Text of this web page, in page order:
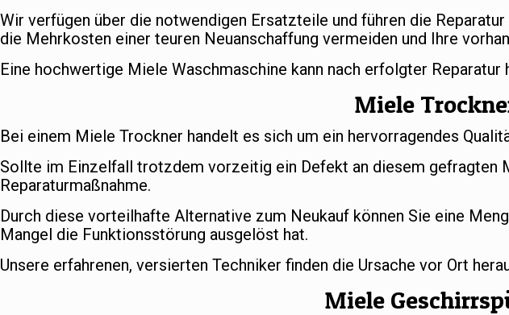
Wir verfügen über die notwendigen Ersatzteile und führen die
die Mehrkosten einer teuren Neuanschaffung vermeiden und Ihre
Eine hochwertige Miele Waschmaschine kann nach erfolgter
Miele
Bei einem Miele Trockner handelt es sich um ein hervorragendes
Sollte im Einzelfall trotzdem vorzeitig ein Defekt an diesem gefragten
Reparaturmaßnahme.
Durch diese vorteilhafte Alternative zum Neukauf können Sie eine
Mangel die Funktionsstörung ausgelöst hat.
Unsere erfahrenen, versierten Techniker finden die Ursache vor Ort
Miele